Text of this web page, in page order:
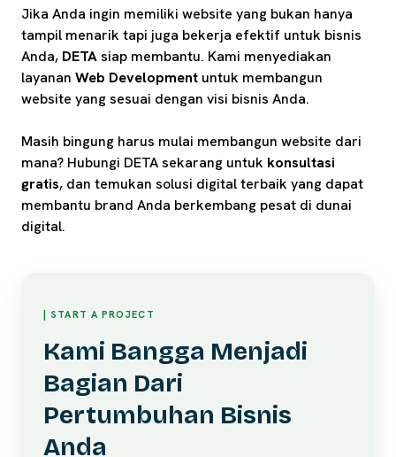
Jika Anda ingin memiliki website yang bukan hanya
tampil menarik tapi juga bekerja efektif untuk bisnis
Anda, DETAsiap membantu. Kami menyediakan
layanan Web Development untuk membangun
website yang sesuai dengan visi bisnis Anda.
Masih bingung harus mulai membangun website dari
mana? Hubungi DETA sekarang untuk konsultasi
gratis, dan temukan solusi digital terbaik yang dapat
membantu brand Anda berkembang pesat di dunai
digital.
| START A PROJECT
Kami Bangga Menjadi
Bagian Dari
Pertumbuhan Bisnis
Anda